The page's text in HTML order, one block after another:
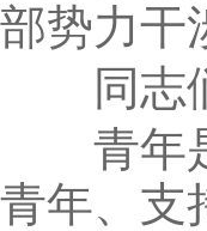
部势力干
同志们
青年是
青年、支